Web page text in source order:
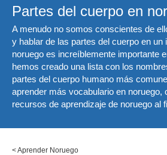
Partes del cuerpo en
A menudo no somos conscientes de
y hablar de las partes del cuerpo en un
noruego es increíblemente importante
hemos creado una lista con los
partes del cuerpo humano más
aprender más vocabulario en noruego,
recursos de aprendizaje de noruego al
<Aprender Noruego